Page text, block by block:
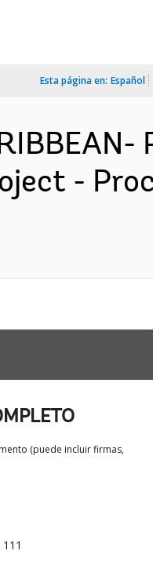
Esta página en: Español
-
(puede incluir firmas,